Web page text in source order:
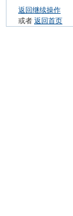
返回继续操作
或者 返回首页